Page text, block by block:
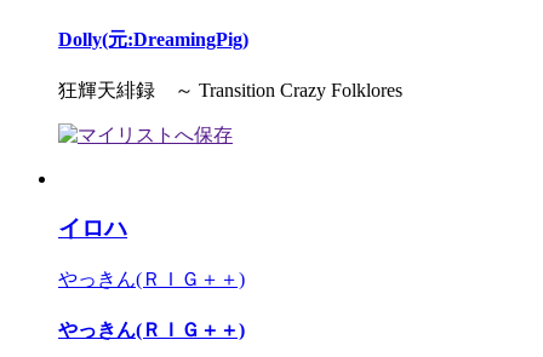
Dolly(元:DreamingPig)
狂輝天緋録 ～ Transition Crazy Folklores
イロハ
やっきん(ＲＩＧ＋＋)
やっきん(ＲＩＧ＋＋)